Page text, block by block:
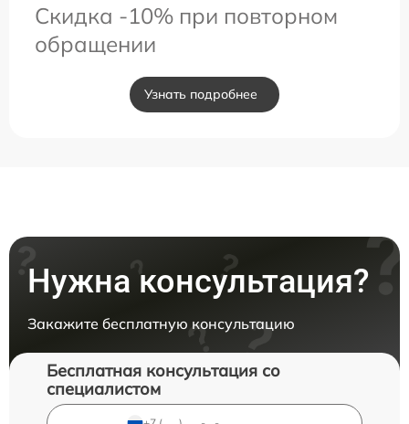
Скидка -10% при повторном
обращении
Узнать подробнее
Нужна консультация?
Закажите бесплатную консультацию
Бесплатная консультация со
специалистом